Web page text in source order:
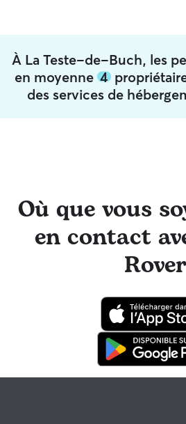
À La Teste-de-Buch, les
en moyenne 4
des services de
Où que vous
en contact
Rover